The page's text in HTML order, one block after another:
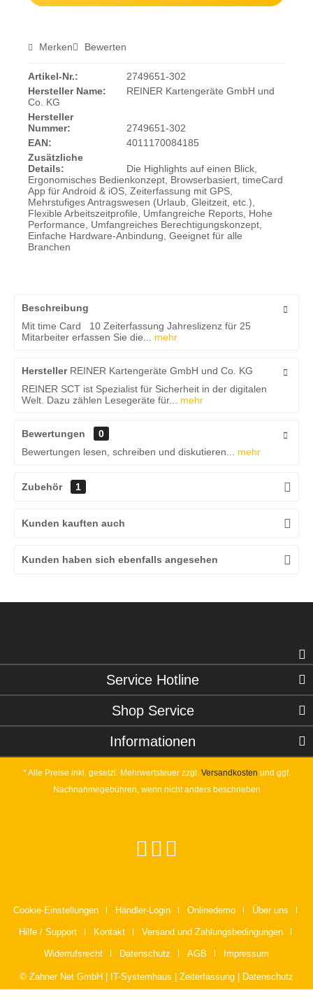
Merken Bewerten
Artikel-Nr.:
2749651-302
Hersteller Name:
REINER Kartengeräte GmbH und
Co. KG
Hersteller
Nummer:
2749651-302
EAN:
4011170084185
Zusätzliche
Details:
Die Highlights auf einen Blick,
Ergonomisches Bedienkonzept, Browserbasiert, timeCard
App für Android & iOS, Zeiterfassung mit GPS,
Mehrstufiges Antragswesen (Urlaub, Gleitzeit, etc.),
Flexible Arbeitszeitprofile, Umfangreiche Reports, Hohe
Performance, Umfangreiches Berechtigungskonzept,
Einfache Hardware-Anbindung, Geeignet für alle
Branchen
Beschreibung
Mit time Card 10 Zeiterfassung Jahreslizenz für 25
Mitarbeiter erfassen Sie die...
mehr
HerstellerREINER Kartengeräte GmbH und Co. KG
REINER SCT ist Spezialist für Sicherheit in der digitalen
Welt. Dazu zählen Lesegeräte für...
mehr
Bewertungen
0
Bewertungen lesen, schreiben und diskutieren...
mehr
Zubehör 1
Kunden kauften auch
Kunden haben sich ebenfalls angesehen
Service Hotline
Shop Service
Informationen
* Alle Preise inkl. gesetzl. Mehrwertsteuer zzgl. Versandkosten und ggf.
Nachnahmegebühren, wenn nicht anders beschrieben
Cookie-Einstellungen Händler-Login Onlinedemo Über uns
Hilfe / Support Kontakt Versand und Zahlungsbedingungen
Widerrufsrecht Datenschutz AGB Impressum
© Zahner Net GmbH | IT-Systemhaus | Zeiterfassung | Datenschutz